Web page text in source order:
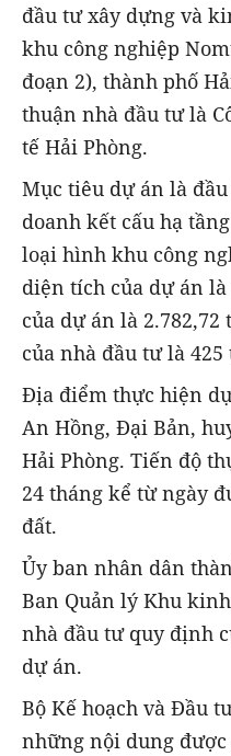
đầu tư xây dựng và
khu công nghiệp
đoạn 2), thành phố
thuận nhà đầu tư là
tế Hải Phòng.
Mục tiêu dự án là
doanh kết cấu hạ
loại hình khu công
diện tích của dự án
của dự án là
của nhà đầu tư là 425
Địa điểm thực hiện
An Hồng, Đại Bản,
Hải Phòng. Tiến độ
24 tháng kể từ ngày
đất.
Ủy ban nhân dân
Ban Quản lý Khu
nhà đầu tư quy định
dự án.
Bộ Kế hoạch và Đầu
những nội dung